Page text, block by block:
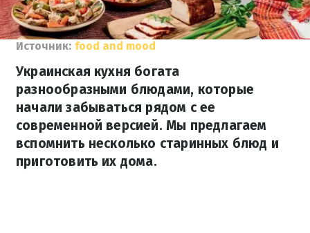
Источник: food and mood
Украинская кухня богата
разнообразными блюдами, которые
начали забываться рядом с ее
современной версией. Мы предлагаем
вспомнить несколько старинных блюд и
приготовить их дома.